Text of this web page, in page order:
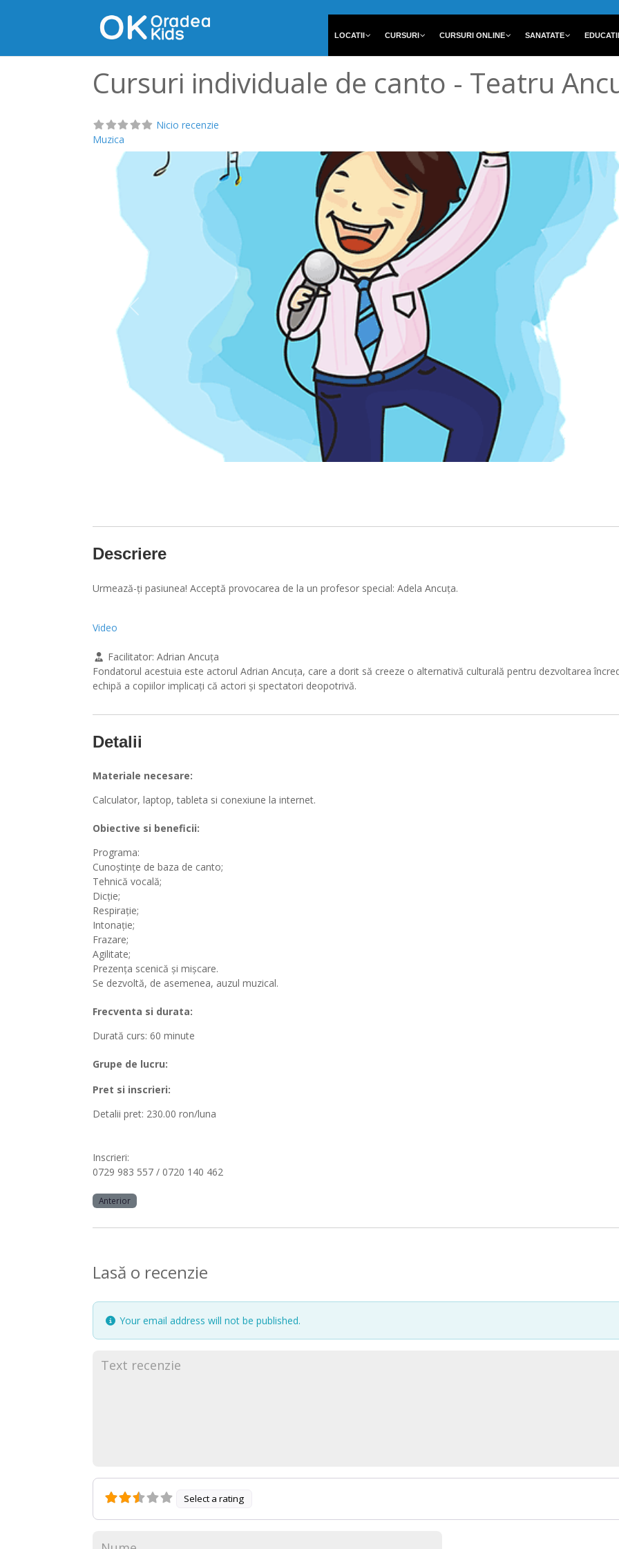
LOCATII CURSURI CURSURI ONLINE SANATATE
Cursuri individuale de canto - Teatru
Nicio recenzie
Muzica
Anterior
Descriere
Urmează-ți pasiunea! Acceptă provocarea de la un profesor special: Adela Ancuța.
Video
Facilitator: Adrian Ancuța
Fondatorul acestuia este actorul Adrian Ancuța, care a dorit să creeze o alternativă culturală pentru dezvoltarea
echipă a copiilor implicați că actori și spectatori deopotrivă.
Detalii
Materiale necesare:
Calculator, laptop, tableta si conexiune la internet.
Obiective si beneficii:
Programa:
Cunoștințe de baza de canto;
Tehnică vocală;
Dicție;
Respirație;
Intonație;
Frazare;
Agilitate;
Prezența scenică și mișcare.
Se dezvoltă, de asemenea, auzul muzical.
Frecventa si durata:
Durată curs: 60 minute
Grupe de lucru:
Pret si inscrieri:
Detalii pret: 230.00 ron/luna
Inscrieri:
0729 983 557 / 0720 140 462
Anterior
Lasă o recenzie
Your email address will not be published.
Select a rating